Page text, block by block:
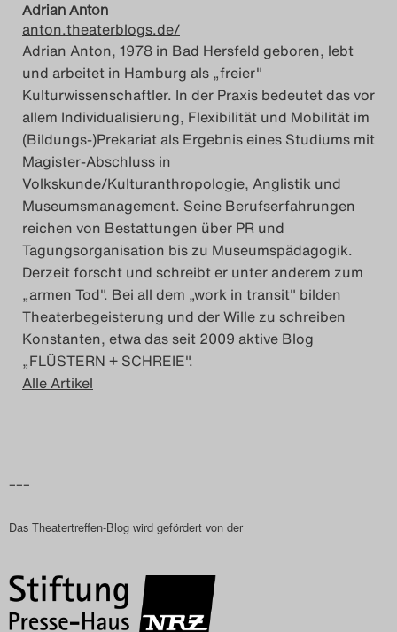
Adrian Anton
anton.theaterblogs.de/
Adrian Anton, 1978 in Bad Hersfeld geboren, lebt
und arbeitet in Hamburg als „freier"
Kulturwissenschaftler. In der Praxis bedeutet das vor
allem Individualisierung, Flexibilität und Mobilität im
(Bildungs-)Prekariat als Ergebnis eines Studiums mit
Magister-Abschluss in
Volkskunde/Kulturanthropologie, Anglistik und
Museumsmanagement. Seine Berufserfahrungen
reichen von Bestattungen über PR und
Tagungsorganisation bis zu Museumspädagogik.
Derzeit forscht und schreibt er unter anderem zum
„armen Tod". Bei all dem „work in transit" bilden
Theaterbegeisterung und der Wille zu schreiben
Konstanten, etwa das seit 2009 aktive Blog
„FLÜSTERN + SCHREIE".
Alle Artikel
–––
Das Theatertreffen-Blog wird gefördert von der